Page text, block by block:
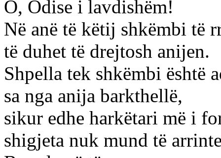
O, Odise i lavdishëm!
Në anë të këtij shkëmbi të
të duhet të drejtosh anijen.
Shpella tek shkëmbi është
sa nga anija barkthellë,
sikur edhe harkëtari më i
shigjeta nuk mund të